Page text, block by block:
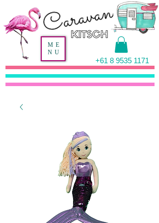
ME
NU
+61 8 9535 1171